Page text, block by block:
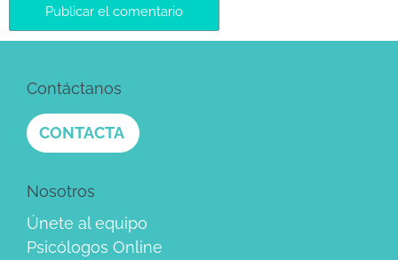
Contáctanos
CONTACTA
Nosotros
Únete al equipo
Psicólogos Online